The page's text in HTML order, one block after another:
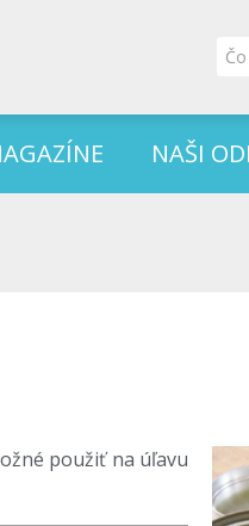
NAŠI
použiť na úľavu